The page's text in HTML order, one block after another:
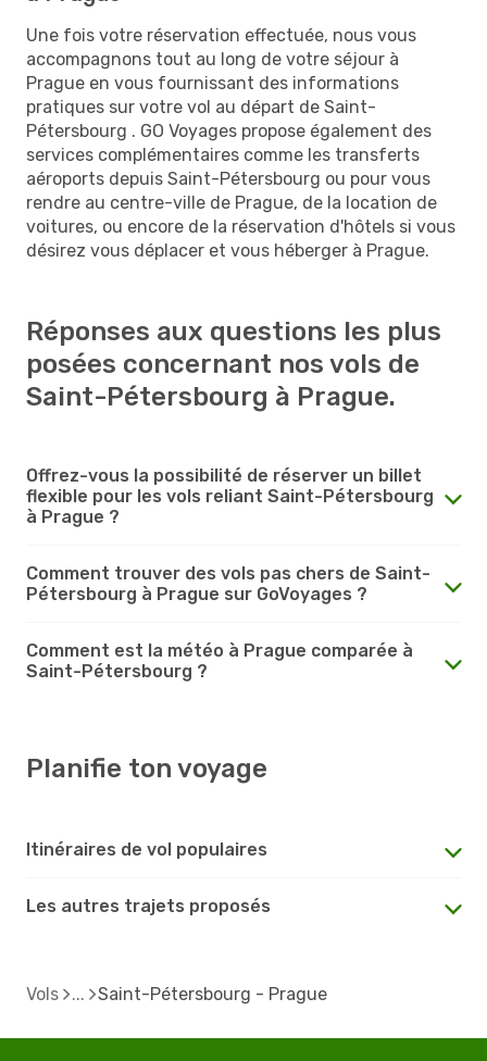
Une fois votre réservation effectuée, nous vous
accompagnons tout au long de votre séjour à
Prague en vous fournissant des informations
pratiques sur votre vol au départ de Saint-
Pétersbourg . GO Voyages propose également des
services complémentaires comme les transferts
aéroports depuis Saint-Pétersbourg ou pour vous
rendre au centre-ville de Prague, de la location de
voitures, ou encore de la réservation d'hôtels si vous
désirez vous déplacer et vous héberger à Prague.
Réponses aux questions les plus
posées concernant nos vols de
Saint-Pétersbourg à Prague.
Offrez-vous la possibilité de réserver un billet
flexible pour les vols reliant Saint-Pétersbourg
à Prague ?
Comment trouver des vols pas chers de Saint-
Pétersbourg à Prague sur GoVoyages ?
Comment est la météo à Prague comparée à
Saint-Pétersbourg ?
Planifie ton voyage
Itinéraires de vol populaires
Les autres trajets proposés
Vols Saint-Pétersbourg - Prague